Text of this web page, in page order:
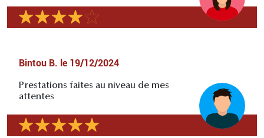
Bintou B. le 19/12/2024
Prestations faites au niveau de mes
attentes